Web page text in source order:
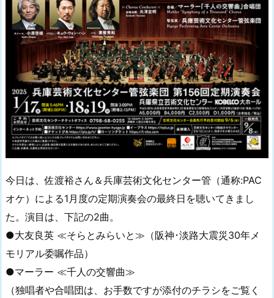
今日は、佐渡裕さん＆兵庫芸術文化センター管（通称:PAC
オケ）による1月度の定期演奏会の最終日を聴いてきまし
た。演目は、下記の2曲。
●大友良英 ≪そらとみらいと≫（阪神･淡路大震災30年メ
モリアル委嘱作品）
●マーラー ≪千人の交響曲≫
（独唱者や合唱団は、お手数ですが添付のチラシをご覧く